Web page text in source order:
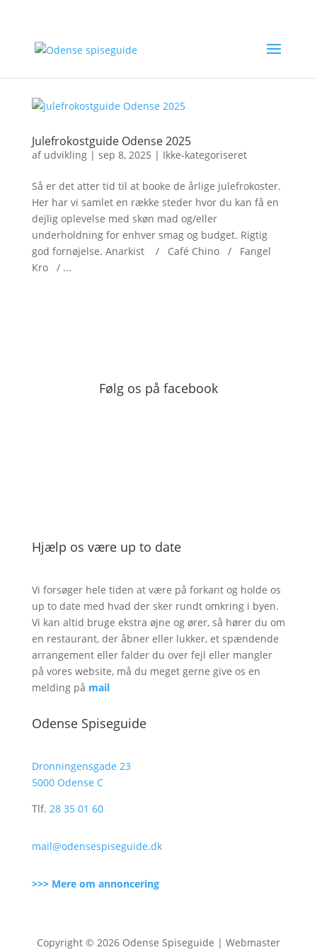
Julefrokostguide Odense 2025
af udvikling| sep 8, 2025 | Ikke-kategoriseret
Så er det atter tid til at booke de årlige julefrokoster.
Her har vi samlet en række steder hvor du kan få en
dejlig oplevelse med skøn mad og/eller
underholdning for enhver smag og budget. Rigtig
god fornøjelse. Anarkist / Café Chino / Fangel
Kro / ...
Følg os på facebook
Hjælp os være up to date
Vi forsøger hele tiden at være på forkant og holde os
up to date med hvad der sker rundt omkring i byen.
Vi kan altid bruge ekstra øjne og ører, så hører du om
en restaurant, der åbner eller lukker, et spændende
arrangement eller falder du over fejl eller mangler
på vores website, må du meget gerne give os en
melding på mail
Odense Spiseguide
Dronningensgade 23
5000 Odense C
Tlf. 28 35 01 60
mail@odensespiseguide.dk
>>> Mere om annoncering
Copyright © 2026 Odense Spiseguide | Webmaster